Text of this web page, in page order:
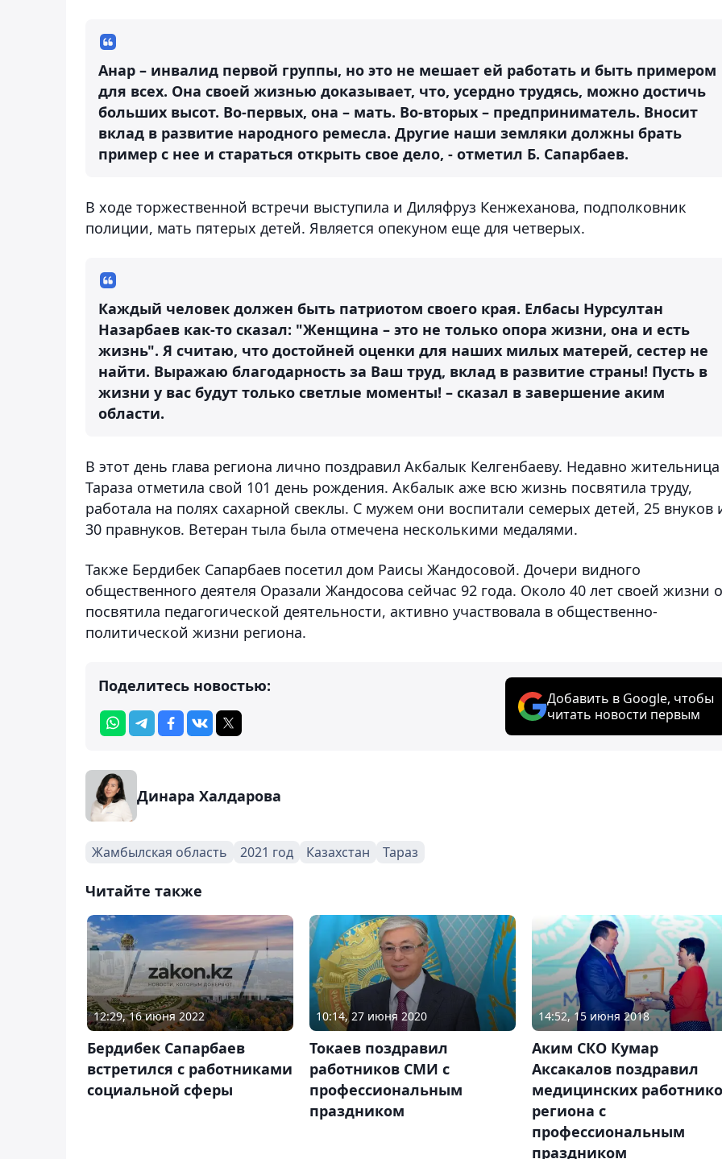
Анар – инвалид первой группы, но это не мешает ей работать и быть примером
для всех. Она своей жизнью доказывает, что, усердно трудясь, можно достичь
больших высот. Во-первых, она – мать. Во-вторых – предприниматель. Вносит
вклад в развитие народного ремесла. Другие наши земляки должны брать
пример с нее и стараться открыть свое дело, - отметил Б. Сапарбаев.
В ходе торжественной встречи выступила и Диляфруз Кенжеханова, подполковник
полиции, мать пятерых детей. Является опекуном еще для четверых.
Каждый человек должен быть патриотом своего края. Елбасы Нурсултан
Назарбаев как-то сказал: "Женщина – это не только опора жизни, она и есть
жизнь". Я считаю, что достойней оценки для наших милых матерей, сестер не
найти. Выражаю благодарность за Ваш труд, вклад в развитие страны! Пусть в
жизни у вас будут только светлые моменты! – сказал в завершение аким
области.
В этот день глава региона лично поздравил Акбалык Келгенбаеву. Недавно жительница
Тараза отметила свой 101 день рождения. Акбалык аже всю жизнь посвятила труду,
работала на полях сахарной свеклы. С мужем они воспитали семерых детей, 25 внуков
30 правнуков. Ветеран тыла была отмечена несколькими медалями.
Также Бердибек Сапарбаев посетил дом Раисы Жандосовой. Дочери видного
общественного деятеля Оразали Жандосова сейчас 92 года. Около 40 лет своей жизни
посвятила педагогической деятельности, активно участвовала в общественно-
политической жизни региона.
Поделитесь новостью:
Добавить в Google, чтобы
читать новости первым
Динара Халдарова
Жамбылская область 2021 год Казахстан Тараз
Читайте также
12:29, 16 июня 2022
Бердибек Сапарбаев
встретился с работниками
социальной сферы
10:14, 27 июня 2020
Токаев поздравил
работников СМИ с
профессиональным
праздником
14:52, 15 июня 2018
Аким СКО Кумар
Аксакалов поздравил
медицинских
региона с
профессиональным
праздником